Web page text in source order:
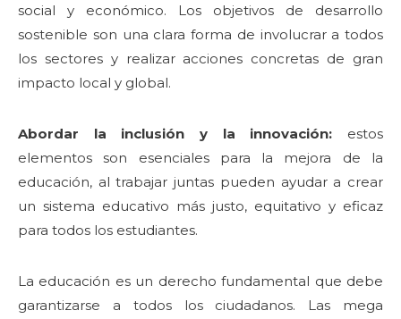
social y económico. Los objetivos de desarrollo
sostenible son una clara forma de involucrar a todos
los sectores y realizar acciones concretas de gran
impacto local y global.
Abordar la inclusión y la innovación: estos
elementos son esenciales para la mejora de la
educación, al trabajar juntas pueden ayudar a crear
un sistema educativo más justo, equitativo y eficaz
para todos los estudiantes.
La educación es un derecho fundamental que debe
garantizarse a todos los ciudadanos. Las mega